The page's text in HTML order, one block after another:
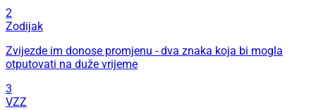
2
Zodijak
Zvijezde im donose promjenu - dva znaka koja bi mogla
otputovati na duže vrijeme
3
VZZ